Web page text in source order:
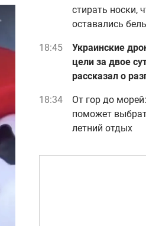
стирать носки,
оставались
18:45
Украинские
цели за двое
рассказал о
18:34
От гор до
поможет
летний отдых